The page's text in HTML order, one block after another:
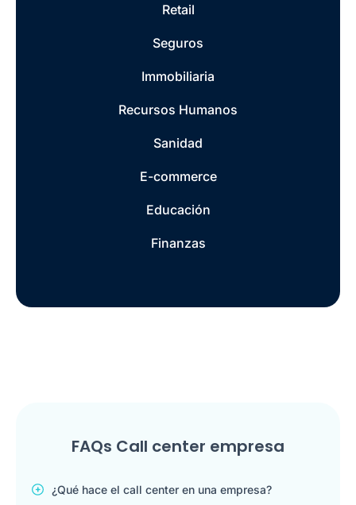
Retail
Seguros
Immobiliaria
Recursos Humanos
Sanidad
E-commerce
Educación
Finanzas
FAQs Call center empresa
¿Qué hace el call center en una empresa?